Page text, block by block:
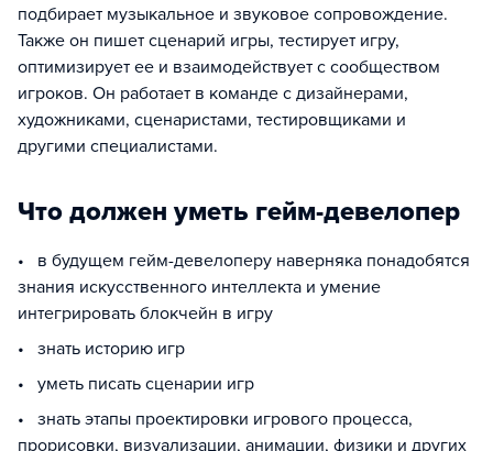
подбирает музыкальное и звуковое сопровождение.
Также он пишет сценарий игры, тестирует игру,
оптимизирует ее и взаимодействует с сообществом
игроков. Он работает в команде с дизайнерами,
художниками, сценаристами, тестировщиками и
другими специалистами.
Что должен уметь гейм-девелопер
• в будущем гейм-девелоперу наверняка понадобятся
знания искусственного интеллекта и умение
интегрировать блокчейн в игру
• знать историю игр
• уметь писать сценарии игр
• знать этапы проектировки игрового процесса,
прорисовки, визуализации, анимации, физики и других